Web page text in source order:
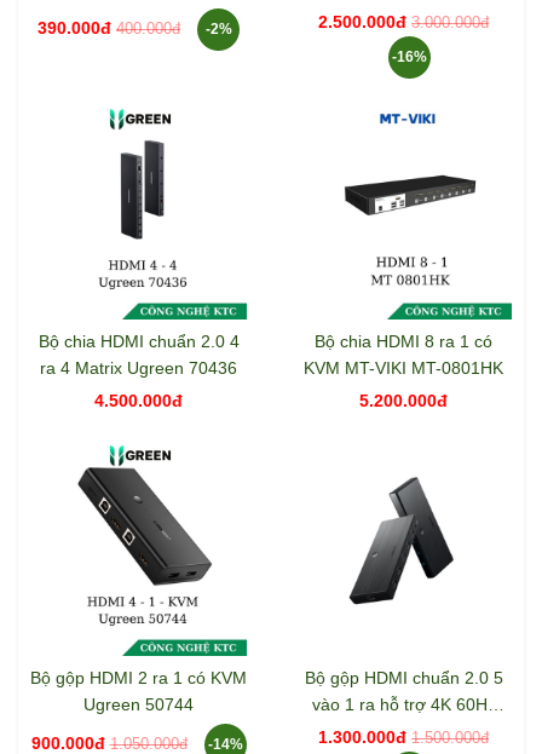
390.000đ 400.000đ -2%
2.500.000đ 3.000.000đ
-16%
Bộ chia HDMI chuẩn 2.0 4
ra 4 Matrix Ugreen 70436
4.500.000đ
Bộ chia HDMI 8 ra 1 có
KVM MT-VIKI MT-0801HK
5.200.000đ
Bộ gộp HDMI 2 ra 1 có KVM
Ugreen 50744
900.000đ 1.050.000đ -14%
Bộ gộp HDMI chuẩn 2.0 5
vào 1 ra hỗ trợ 4K 60Hz
Ugreen 50710
1.300.000đ 1.500.000đ